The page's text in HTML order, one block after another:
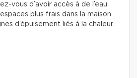
vous d’avoir accès à de l’eau
plus frais dans la maison
d’épuisement liés à la chaleur.